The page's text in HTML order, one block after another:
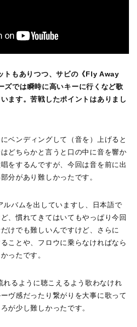
トもありつつ、サビの《Fly Away
では瞬時に高いキーに行くなど歌
ます。苦戦したポイントはありまし
ベンディングして（音を）上げると
どちらかと言うと口の中に音を響か
をするんですが、今回は音を前に出
分があり難しかったです。
バムを出していますし、日本語で
、慣れてきてはいてもやっぱり今回
けでも難しいんですけど、さらに
ことや、フロウに乗らなければなら
ったです。
るように聴こえるよう歌わなけれ
ヴ感だったり繋がりを大事に歌って
が少し難しかったです。